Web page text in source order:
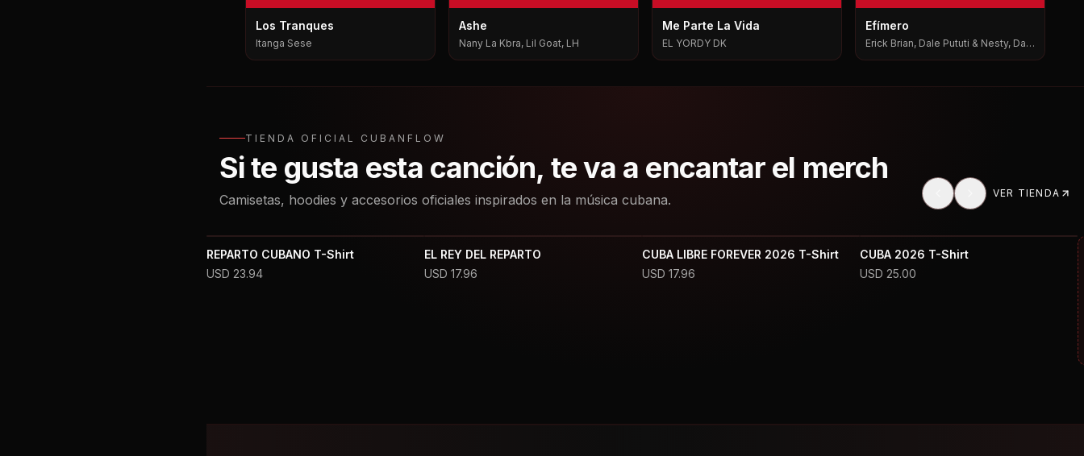
Los Tranques
Itanga Sese
Ashe
Nany La Kbra, Lil Goat, LH
Me Parte La Vida
EL YORDY DK
Efímero
Erick Brian, Dale Pututi & Nesty, Dale
TIENDA OFICIAL CUBANFLOW
Si te gusta esta canción, te va a encantar el merch
Camisetas, hoodies y accesorios oficiales inspirados en la música cubana. VER TIENDA
REPARTO CUBANO T-Shirt
USD 23.94
EL REY DEL REPARTO
USD 17.96
CUBA LIBRE FOREVER 2026 T-Shirt
USD 17.96
CUBA 2026 T-Shirt
USD 25.00